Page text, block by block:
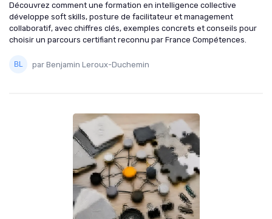
Découvrez comment une formation en intelligence collective
développe soft skills, posture de facilitateur et management
collaboratif, avec chiffres clés, exemples concrets et conseils pour
choisir un parcours certifiant reconnu par France Compétences.
par Benjamin Leroux-Duchemin